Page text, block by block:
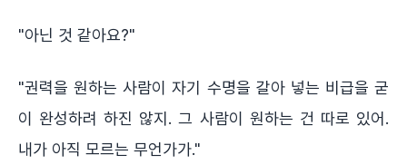
"아닌 것 같아요?"
"권력을 원하는 사람이 자기 수명을 갈아 넣는 비급을 굳
이 완성하려 하진 않지. 그 사람이 원하는 건 따로 있어.
내가 아직 모르는 무언가가."